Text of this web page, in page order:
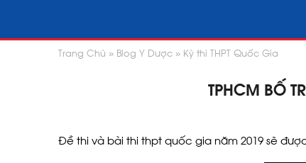
Trang Chủ Blog Y Dược Kỳ thi THPT Quốc Gia
TPHCM BỐ
Đề thi và bài thi thpt quốc gia năm 2019 sẽ